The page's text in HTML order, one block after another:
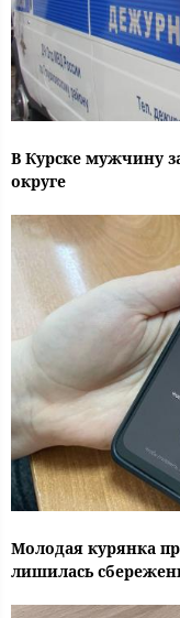
В Курске мужчину
округе
Молодая курянка
лишилась